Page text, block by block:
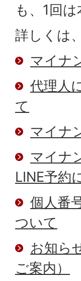
も、1回
詳しくは
マイナ
代理人
て
マイナ
マイナ
LINE予約
個人番
ついて
お知ら
ご案内）